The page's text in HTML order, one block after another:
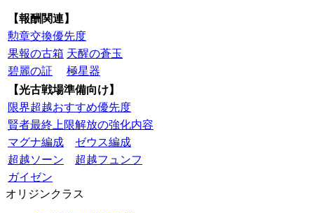
【報酬関連】
勲章交換優先度
果報の古箱 天醒の蒼玉
碧麗の証
極星器
【光古戦場準備向け】
限界超越おすすめ優先度
賢者最終上限解放の強化内容
マグナ編成
ゼウス編成
超越ソーン
超越フュンフ
ガイゼン
オリジンクラス